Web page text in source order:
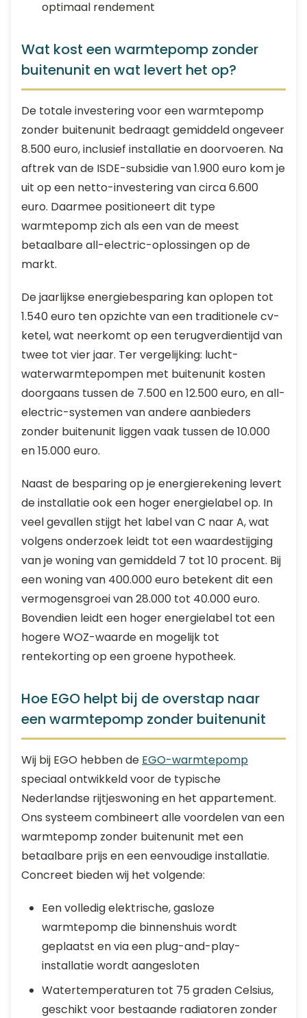
optimaal rendement
Wat kost een warmtepomp zonder
buitenunit en wat levert het op?
De totale investering voor een warmtepomp
zonder buitenunit bedraagt gemiddeld ongeveer
8.500 euro, inclusief installatie en doorvoeren. Na
aftrek van de ISDE-subsidie van 1.900 euro kom je
uit op een netto-investering van circa 6.600
euro. Daarmee positioneert dit type
warmtepomp zich als een van de meest
betaalbare all-electric-oplossingen op de
markt.
De jaarlijkse energiebesparing kan oplopen tot
1.540 euro ten opzichte van een traditionele cv-
ketel, wat neerkomt op een terugverdientijd van
twee tot vier jaar. Ter vergelijking: lucht-
waterwarmtepompen met buitenunit kosten
doorgaans tussen de 7.500 en 12.500 euro, en all-
electric-systemen van andere aanbieders
zonder buitenunit liggen vaak tussen de 10.000
en 15.000 euro.
Naast de besparing op je energierekening levert
de installatie ook een hoger energielabel op. In
veel gevallen stijgt het label van C naar A, wat
volgens onderzoek leidt tot een waardestijging
van je woning van gemiddeld 7 tot 10 procent. Bij
een woning van 400.000 euro betekent dit een
vermogensgroei van 28.000 tot 40.000 euro.
Bovendien leidt een hoger energielabel tot een
hogere WOZ-waarde en mogelijk tot
rentekorting op een groene hypotheek.
Hoe EGO helpt bij de overstap naar
een warmtepomp zonder buitenunit
Wij bij EGO hebben de EGO-warmtepomp
speciaal ontwikkeld voor de typische
Nederlandse rijtjeswoning en het appartement.
Ons systeem combineert alle voordelen van een
warmtepomp zonder buitenunit met een
betaalbare prijs en een eenvoudige installatie.
Concreet bieden wij het volgende:
Een volledig elektrische, gasloze
warmtepomp die binnenshuis wordt
geplaatst en via een plug-and-play-
installatie wordt aangesloten
Watertemperaturen tot 75 graden Celsius,
geschikt voor bestaande radiatoren zonder